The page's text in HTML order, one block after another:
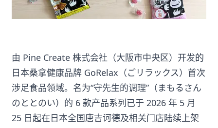
由 Pine Create 株式会社（大阪市中央区）开发的
日本桑拿健康品牌 GoRelax（ごリラックス）首次
涉足食品领域。名为“守先生的调理”（まもるさん
のととのい）的 6 款产品系列已于 2026 年 5 月
25 日起在日本全国唐吉诃德及相关门店陆续上架